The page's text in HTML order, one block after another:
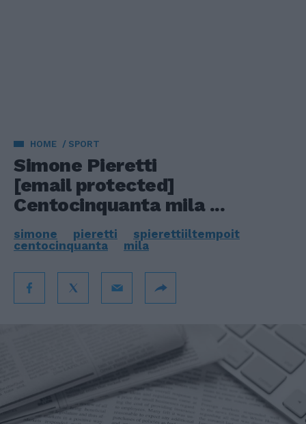
HOME SPORT
Simone Pieretti
[email protected]
Centocinquanta mila ...
simone pieretti
spierettiiltempoit
centocinquanta
mila